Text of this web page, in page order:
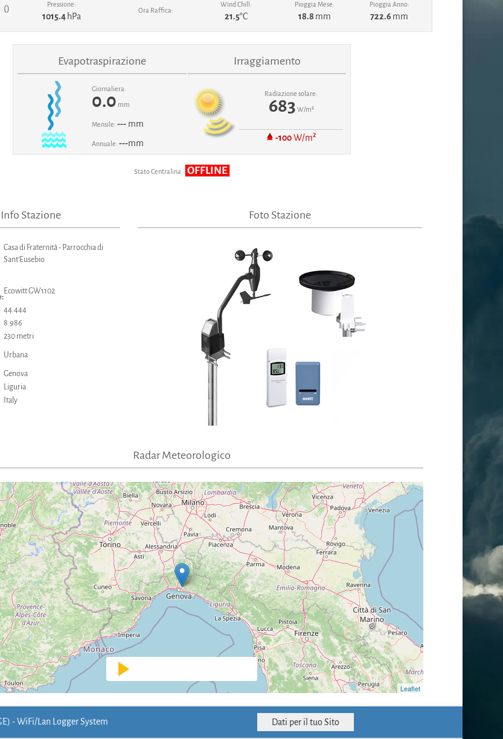
() Pressione:
1015.4 hPa
Ora Raffica:
Wind Chill:
21.5°C
Pioggia Mese:
18.8 mm
Pioggia Anno:
722.6mm
Evapotraspirazione Irraggiamento
Giornaliera:
0.0 mm
Mensile: --- mm
Annuale: ---mm
Radiazione solare:
683 W/m²
-100W/m²
Stato Centralina: OFFLINE
Info Stazione
Casa di Fraternità - Parrocchia di
Sant'Eusebio
Ecowitt GW1102
44.444
8.986
230 metri
Urbana
Genova
Liguria
Italy
Foto Stazione
Radar Meteorologico
- WiFi/Lan Logger System Dati per il tuo Sito